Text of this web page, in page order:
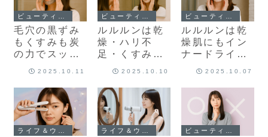
毛穴の黒ずみ
もくすみも炭
の力でスッキ
バーム 黒の魅
力とは？
2025.10.11
ルルルンは乾
燥・ハリ不
足・くすみに
ア完全ガイド
2025.10.10
ルルルンは乾
燥肌にもイン
ナードライに
完全ガイド
2025.10.07